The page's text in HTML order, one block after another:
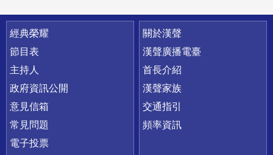
快速連結
經典榮耀
節目表
主持人
政府資訊公開
意見信箱
常見問題
電子投票
關於漢聲
漢聲廣播電臺
首長介紹
漢聲家族
交通指引
頻率資訊